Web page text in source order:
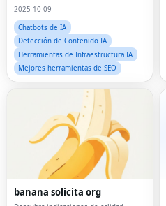
2025-10-09
Chatbots de IA
Detección de Contenido IA
Herramientas de Infraestructura IA
Mejores herramientas de SEO
banana solicita org